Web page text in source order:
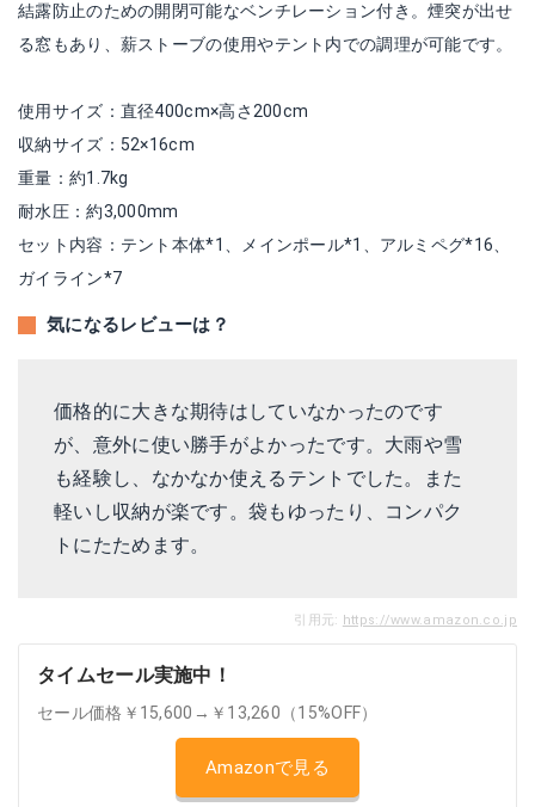
結露防止のための開閉可能なベンチレーション付き。煙突が出せ
る窓もあり、薪ストーブの使用やテント内での調理が可能です。
使用サイズ：直径400cm×高さ200cm
収納サイズ：52×16cm
重量：約1.7kg
耐水圧：約3,000mm
セット内容：テント本体*1、メインポール*1、アルミペグ*16、
ガイライン*7
気になるレビューは？
価格的に大きな期待はしていなかったのです
が、意外に使い勝手がよかったです。大雨や雪
も経験し、なかなか使えるテントでした。また
軽いし収納が楽です。袋もゆったり、コンパク
トにたためます。
引用元: https://www.amazon.co.jp
タイムセール実施中！
セール価格￥15,600→￥13,260（15%OFF）
Amazonで見る